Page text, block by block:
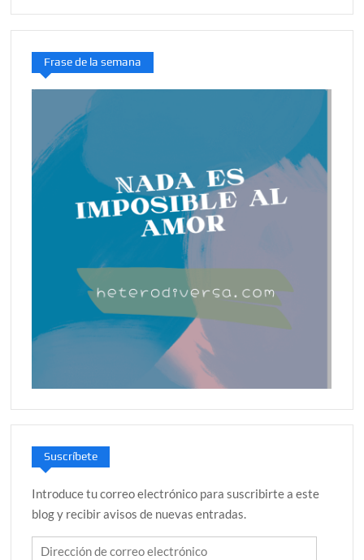
Frase de la semana
Suscríbete
Introduce tu correo electrónico para suscribirte a este
blog y recibir avisos de nuevas entradas.
Dirección